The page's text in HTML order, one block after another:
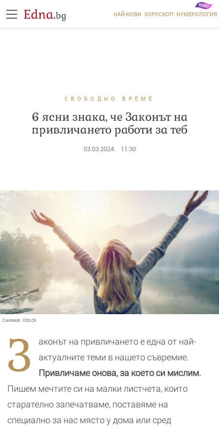
Edna.bg НАЙ-НОВИ ХОРОСКОП НУМЕРОЛОГИЯ
СВОБОДНО ВРЕМЕ
6 ясни знака, че Законът на
привличането работи за теб
03.03.2024 11:30
Снимка: iStock
З
аконът на привличането е една от най-
актуалните теми в нашето съвремие.
Привличаме онова, за което си мислим.
Пишем мечтите си на малки листчета, които
старателно запечатваме, поставяме на
специално за нас място у дома или сред